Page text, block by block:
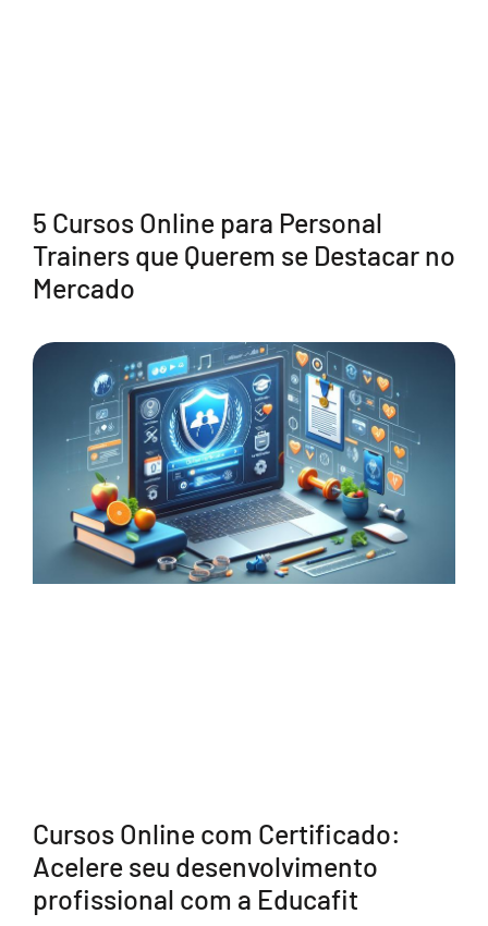
5 Cursos Online para Personal
Trainers que Querem se Destacar no
Mercado
Cursos Online com Certificado:
Acelere seu desenvolvimento
profissional com a Educafit